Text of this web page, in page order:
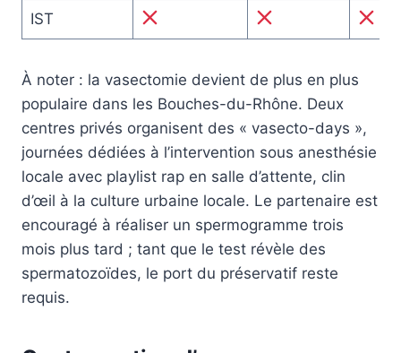
IST
À noter : la vasectomie devient de plus en plus
populaire dans les Bouches-du-Rhône. Deux
centres privés organisent des « vasecto-days »,
journées dédiées à l’intervention sous anesthésie
locale avec playlist rap en salle d’attente, clin
d’œil à la culture urbaine locale. Le partenaire est
encouragé à réaliser un spermogramme trois
mois plus tard ; tant que le test révèle des
spermatozoïdes, le port du préservatif reste
requis.